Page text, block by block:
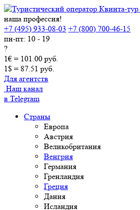
наша профессия!
+7 (495) 933-08-03 +7 (800) 700-46-15
пн-пт: 10 - 19
?
1€ = 101.00 руб.
1$ = 87.51 руб.
Для агентств
Наш канал
в Telegram
Страны
Европа
Австрия
Великобритания
Венгрия
Германия
Гренландия
Греция
Дания
Исландия